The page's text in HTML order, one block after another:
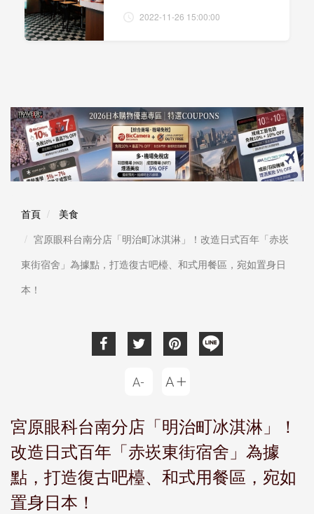
2022-11-26 15:00:00
首頁
美食
宮原眼科台南分店「明治町冰淇淋」！改造日式百年「赤崁
東街宿舍」為據點，打造復古吧檯、和式用餐區，宛如置身日
本！
宮原眼科台南分店「明治町冰淇淋」！
改造日式百年「赤崁東街宿舍」為據
點，打造復古吧檯、和式用餐區，宛如
置身日本！